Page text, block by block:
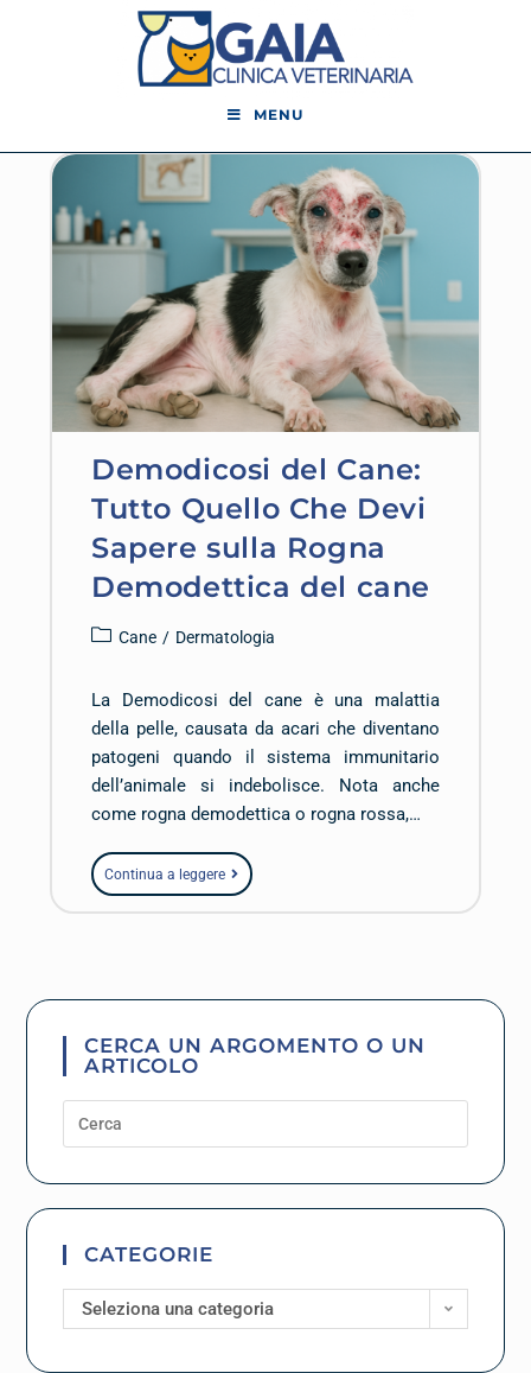
MENU
Demodicosi del Cane:
Tutto Quello Che Devi
Sapere sulla Rogna
Demodettica del cane
Cane / Dermatologia
La Demodicosi del cane è una malattia
della pelle, causata da acari che diventano
patogeni quando il sistema immunitario
dell’animale si indebolisce. Nota anche
come rogna demodettica o rogna rossa,…
Continua a leggere
CERCA UN ARGOMENTO O UN
ARTICOLO
CATEGORIE
Seleziona una categoria